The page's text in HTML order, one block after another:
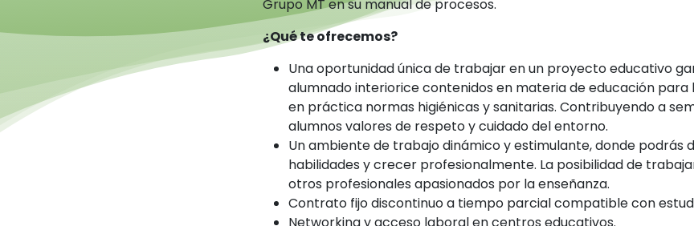
Grupo MT en su manual de procesos.
¿Qué te ofrecemos?
Una oportunidad única de trabajar en un proyecto educativo
alumnado interiorice contenidos en materia de educación para
en práctica normas higiénicas y sanitarias. Contribuyendo a
alumnos valores de respeto y cuidado del entorno.
Un ambiente de trabajo dinámico y estimulante, donde podrás
habilidades y crecer profesionalmente. La posibilidad de
otros profesionales apasionados por la enseñanza.
Contrato fijo discontinuo a tiempo parcial compatible con